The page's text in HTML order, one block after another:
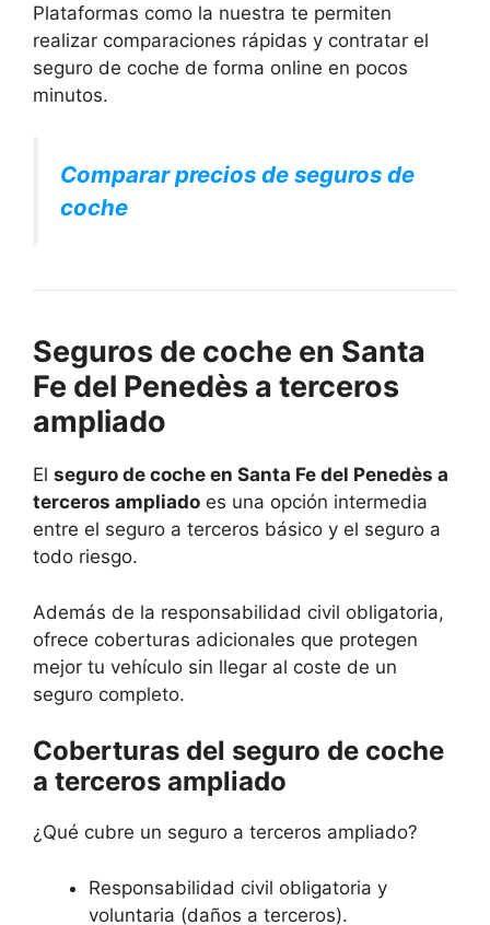
Plataformas como la nuestra te permiten
realizar comparaciones rápidas y contratar el
seguro de coche de forma online en pocos
minutos.
Comparar precios de seguros de
coche
Seguros de coche en Santa
Fe del Penedès a terceros
ampliado
El seguro de coche en Santa Fe del Penedès a
terceros ampliado es una opción intermedia
entre el seguro a terceros básico y el seguro a
todo riesgo.
Además de la responsabilidad civil obligatoria,
ofrece coberturas adicionales que protegen
mejor tu vehículo sin llegar al coste de un
seguro completo.
Coberturas del seguro de coche
a terceros ampliado
¿Qué cubre un seguro a terceros ampliado?
Responsabilidad civil obligatoria y
voluntaria (daños a terceros).